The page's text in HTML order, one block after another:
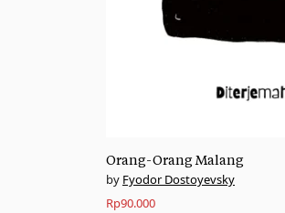
Orang-Orang Malang
Fyodor Dostoyevsky
Rp90.000